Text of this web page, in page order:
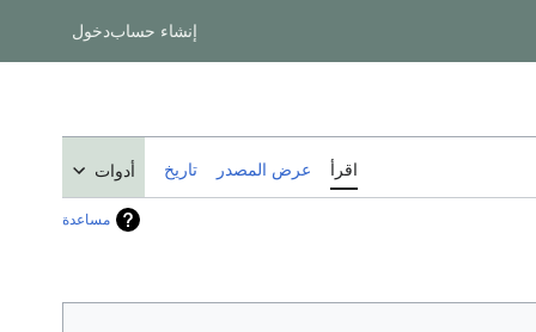
إنشاء حسابدخول
اقرأ عرض المصدر تاريخ أدوات
مساعدة